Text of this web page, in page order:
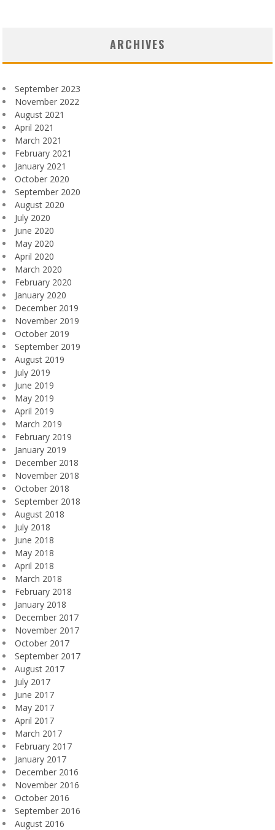
ARCHIVES
September 2023
November 2022
August 2021
April 2021
March 2021
February 2021
January 2021
October 2020
September 2020
August 2020
July 2020
June 2020
May 2020
April 2020
March 2020
February 2020
January 2020
December 2019
November 2019
October 2019
September 2019
August 2019
July 2019
June 2019
May 2019
April 2019
March 2019
February 2019
January 2019
December 2018
November 2018
October 2018
September 2018
August 2018
July 2018
June 2018
May 2018
April 2018
March 2018
February 2018
January 2018
December 2017
November 2017
October 2017
September 2017
August 2017
July 2017
June 2017
May 2017
April 2017
March 2017
February 2017
January 2017
December 2016
November 2016
October 2016
September 2016
August 2016